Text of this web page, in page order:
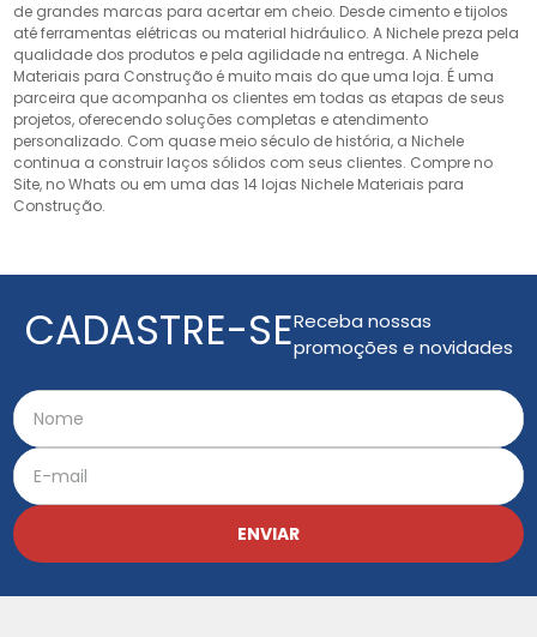
de grandes marcas para acertar em cheio. Desde cimento e tijolos
até ferramentas elétricas ou material hidráulico. A Nichele preza pela
qualidade dos produtos e pela agilidade na entrega. A Nichele
Materiais para Construção é muito mais do que uma loja. É uma
parceira que acompanha os clientes em todas as etapas de seus
projetos, oferecendo soluções completas e atendimento
personalizado. Com quase meio século de história, a Nichele
continua a construir laços sólidos com seus clientes. Compre no
Site, no Whats ou em uma das 14 lojas Nichele Materiais para
Construção.
CADASTRE-SEReceba nossas
promoções e novidades
ENVIAR